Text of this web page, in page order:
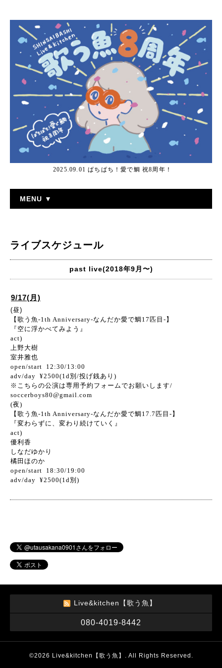
2025.09.01 ぱちぱち！愛で鯛 祝8周年！
MENU ▼
ライブスケジュール
past live(2018年9月〜)
9/17(月)
(昼)
【歌う魚-1th Anniversary-なんだか愛で鯛17匹目-】
『空に浮かべてみよう』
act)
上野大樹
室井雅也
open/start 12:30/13:00
adv/day ¥2500(1d別/投げ銭あり)
※こちらの公演は専用予約フォームでお願いします/
soccerboys80@gmail.com
(夜)
【歌う魚-1th Anniversary-なんだか愛で鯛17.7匹目-】
『変わらずに、変わり続けていく』
act)
優利香
しなだゆかり
橘田ほのか
open/start 18:30/19:00
adv/day ¥2500(1d別)
Live&kitchen【歌う魚】
080-4019-8442
©2026 Live&kitchen【歌う魚】 . All Rights Reserved.